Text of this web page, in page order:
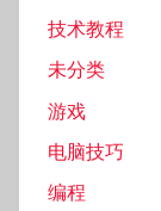
技术教程
未分类
游戏
电脑技巧
编程